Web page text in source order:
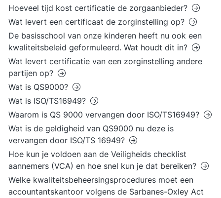
Hoeveel tijd kost certificatie de zorgaanbieder?
Wat levert een certificaat de zorginstelling op?
De basisschool van onze kinderen heeft nu ook een
kwaliteitsbeleid geformuleerd. Wat houdt dit in?
Wat levert certificatie van een zorginstelling andere
partijen op?
Wat is QS9000?
Wat is ISO/TS16949?
Waarom is QS 9000 vervangen door ISO/TS16949?
Wat is de geldigheid van QS9000 nu deze is
vervangen door ISO/TS 16949?
Hoe kun je voldoen aan de Veiligheids checklist
aannemers (VCA) en hoe snel kun je dat bereiken?
Welke kwaliteitsbeheersingsprocedures moet een
accountantskantoor volgens de Sarbanes-Oxley Act